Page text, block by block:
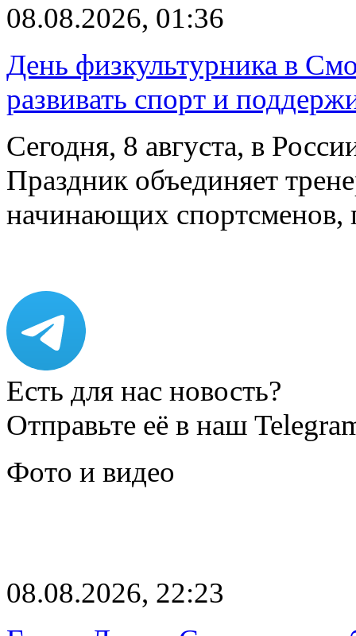
08.08.2026, 01:36
День физкультурника в
развивать спорт и
Сегодня, 8 августа, в
Праздник объединяет
начинающих
Есть для нас новость?
Отправьте её в наш
Фото и видео
08.08.2026, 22:23